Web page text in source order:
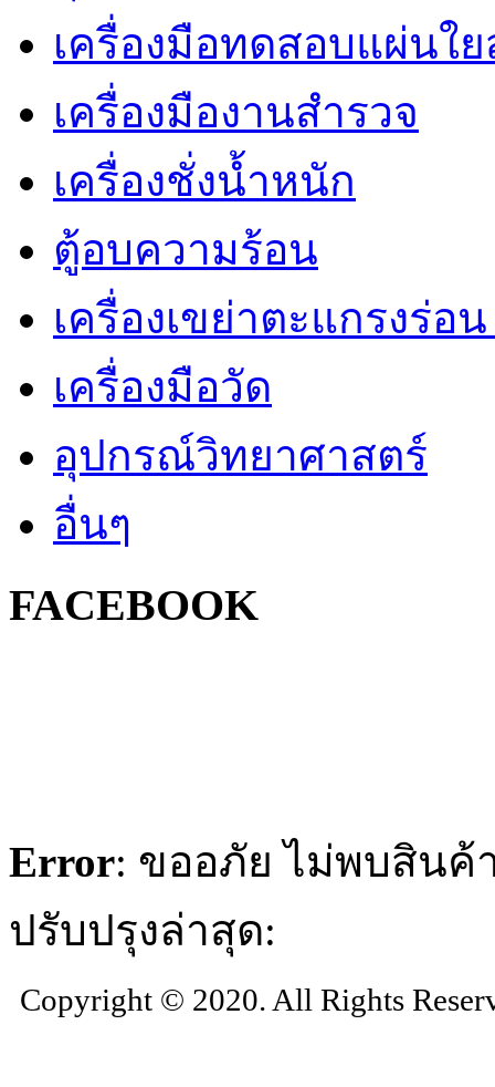
เครื่องมือทดสอบแผ่นใย
เครื่องมืองานสำรวจ
เครื่องชั่งน้ำหนัก
ตู้อบความร้อน
เครื่องเขย่าตะแกรงร่อ
เครื่องมือวัด
อุปกรณ์วิทยาศาสตร์
อื่นๆ
FACEBOOK
Error: ขออภัย ไม่พบสิน
ปรับปรุงล่าสุด:
Copyright © 2020. All Rights